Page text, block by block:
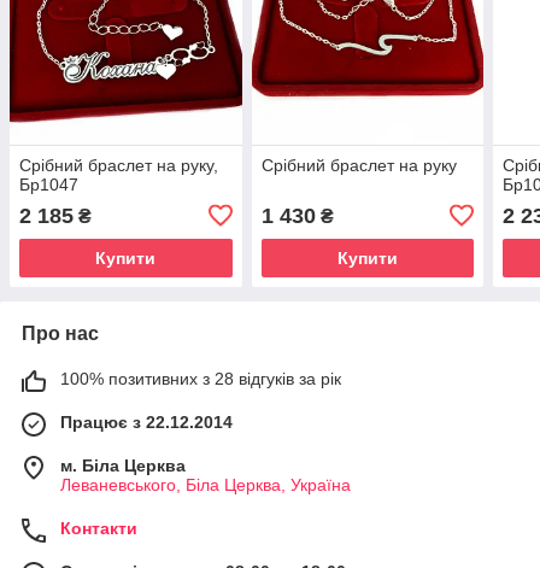
Срібний браслет на руку,
Бр1047
2 185 ₴
Купити
Срібний браслет на руку
1 430₴
Купити
2
Про нас
100% позитивних з 28 відгуків за рік
Працює з 22.12.2014
м. Біла Церква
Леваневського, Біла Церква, Україна
Контакти